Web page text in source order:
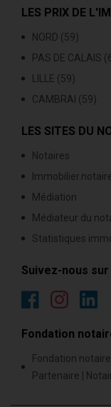
LES PRIX DE
NORD (59)
PAS DE CALAIS
LILLE (59)
CAMBRAI (59)
LES SITES DU
Notaires
Médiation
Médiateur du
Statistiques
Suivez-nous sur
Fondation
Fondation
Partenaire |